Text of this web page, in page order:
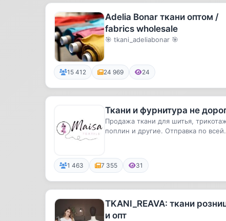
Adelia Bonar ткани оптом /
fabrics wholesale
🎯 tkani_adeliabonar 🎯
15 412 24 969 24
Ткани и фурнитура не
Продажа ткани для шитья,
поплин и другие. Отправка по всей
1 463 7 355 31
TKANI_REAVA: ткани
и опт